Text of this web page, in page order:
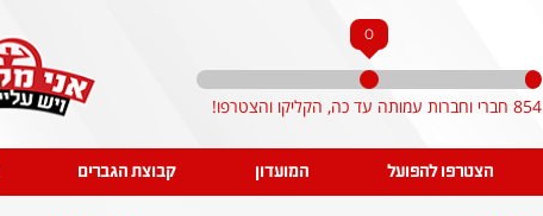
0
854 חברי וחברות עמותה עד כה, הקליקו והצטרפו!
הצטרפו להפועל המועדון קבוצת הגברים